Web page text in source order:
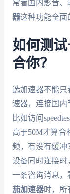
常看国内影音、
器这种功能全面
如何测
合你？
选加速器不能只
速器，连接国
比如访问
高于50M才算合
频，有没有缓冲
设备同时连接时
一条咨询消息，
茄加速器时，所